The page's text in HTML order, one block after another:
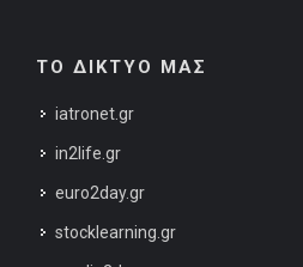
ΤΟ ΔΙΚΤΥΟ ΜΑΣ
iatronet.gr
in2life.gr
euro2day.gr
stocklearning.gr